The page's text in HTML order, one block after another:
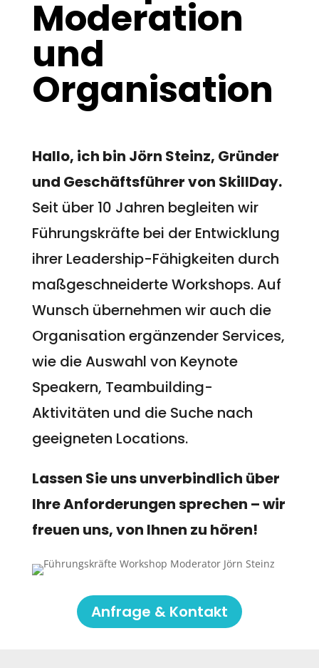
Moderation
und
Organisation
Hallo, ich bin Jörn Steinz, Gründer
und Geschäftsführer von SkillDay.
Seit über 10 Jahren begleiten wir
Führungskräfte bei der Entwicklung
ihrer Leadership-Fähigkeiten durch
maßgeschneiderte Workshops. Auf
Wunsch übernehmen wir auch die
Organisation ergänzender Services,
wie die Auswahl von Keynote
Speakern, Teambuilding-
Aktivitäten und die Suche nach
geeigneten Locations.
Lassen Sie uns unverbindlich über
Ihre Anforderungen sprechen – wir
freuen uns, von Ihnen zu hören!
Anfrage & Kontakt